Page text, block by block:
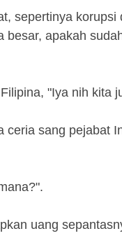
sepertinya
besar, apakah
"Iya nih kita
ceria sang pejabat
uang